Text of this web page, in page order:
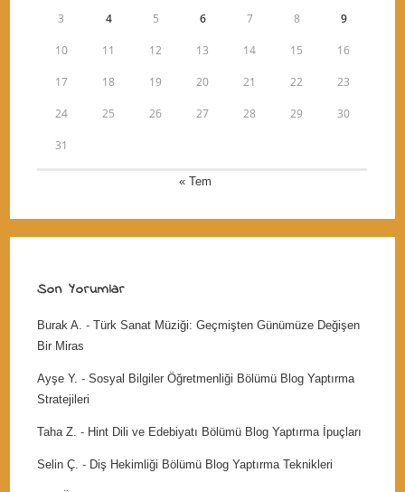
3 4 5 6 7 8 9
10 11 12 13 14 15 16
17 18 19 20 21 22 23
24 25 26 27 28 29 30
31
« Tem
Son Yorumlar
Burak A. -Türk Sanat Müziği: Geçmişten Günümüze Değişen
Bir Miras
Ayşe Y. -Sosyal Bilgiler Öğretmenliği Bölümü Blog Yaptırma
Stratejileri
Taha Z. - Hint Dili ve Edebiyatı Bölümü Blog Yaptırma İpuçları
Selin Ç. - Diş Hekimliği Bölümü Blog Yaptırma Teknikleri